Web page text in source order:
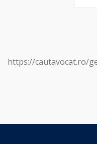
https://cautavocat.ro/